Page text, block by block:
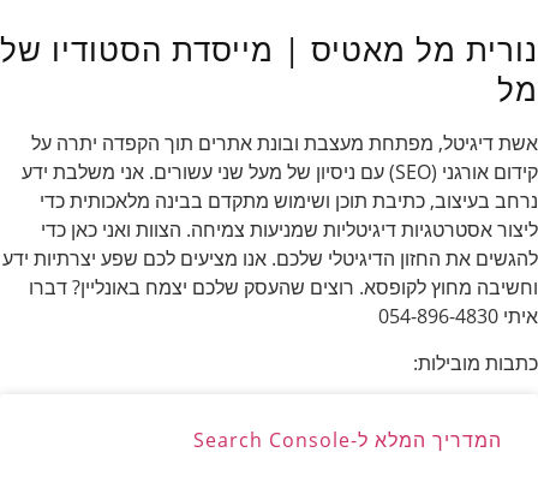
נורית מל מאטיס | מייסדת הסטודיו של
מל
אשת דיגיטל, מפתחת מעצבת ובונת אתרים תוך הקפדה יתרה על
קידום אורגני (SEO) עם ניסיון של מעל שני עשורים. אני משלבת ידע
נרחב בעיצוב, כתיבת תוכן ושימוש מתקדם בבינה מלאכותית כדי
ליצור אסטרטגיות דיגיטליות שמניעות צמיחה. הצוות ואני כאן כדי
להגשים את החזון הדיגיטלי שלכם. אנו מציעים לכם שפע יצרתיות ידע
וחשיבה מחוץ לקופסא. רוצים שהעסק שלכם יצמח באונליין? דברו
איתי 054-896-4830
כתבות מובילות:
המדריך המלא ל-Search Console